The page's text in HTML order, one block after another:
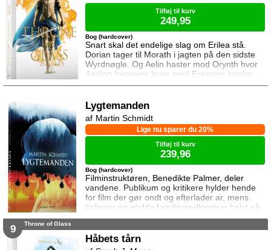
Snart skal det endelige slag om Erilea stå.
Dorian tager til Morath i jagten på den sidste
Wyrdnøgle. Og Aelin haster mod Orynth hvor
Aedion forsvarer byen mod Erawans horder.
Heldigvis er han ikke alene. Men kan deres
mod Erawans rædsler?
Bog (hardcover)
Tilføj til kurv
249,95
Lygtemanden
Filminstruktøren, Benedikte Palmer, deler
vandene. Publikum og kritikere hylder hende
for film der gør ondt og efterlader ar, mens
kolleger og endda familiemedlemmer helst så
hende forsvinde. Under en rejse til Los
miste livet. Da efterforskningen fortsætter
Bog (hardcover)
Lige nu sparer du 20%
Martin Schmidt
Tilføj til kurv
239,96
9 Throne of Glass
Håbets tårn